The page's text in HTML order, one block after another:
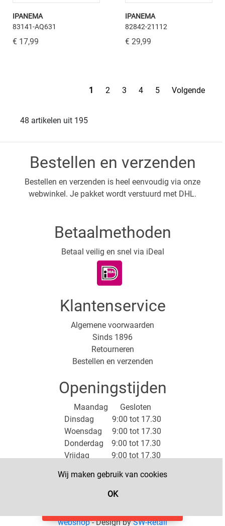
Wij maken gebruik van cookies
OK
IPANEMA
83141-AQ631
€ 17,99
IPANEMA
82842-21112
€ 29,99
1 2 3 4 5 Volgende
48 artikelen uit 195
Bestellen en verzenden
Bestellen en verzenden is heel eenvoudig via onze
webwinkel. Je pakket wordt verstuurd met DHL.
Betaalmethoden
Betaal veilig en snel via iDeal
Klantenservice
Algemene voorwaarden
Sinds 1896
Retourneren
Bestellen en verzenden
Openingstijden
Maandag Gesloten
Dinsdag 9:00 tot 17.30
Woensdag 9:00 tot 17.30
Donderdag 9:00 tot 17.30
Vrijdag 9:00 tot 17.30
Zondag Gesloten
webshop- Design bySW-Retail